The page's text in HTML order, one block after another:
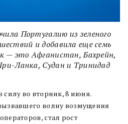
Португалию из зеленого
и добавила еще семь
— это Афганистан, Бахрейн,
Ланка, Судан и Тринидад
силу во вторник, 8 июня.
волну возмущения
стал рост